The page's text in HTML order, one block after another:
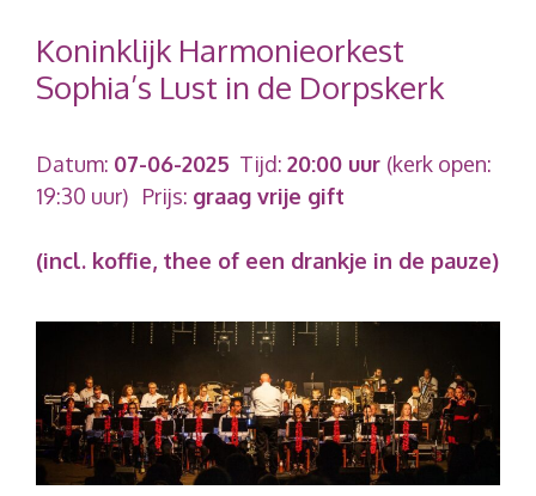
Koninklijk Harmonieorkest
Sophia’s Lust in de Dorpskerk
Datum: 07-06-2025 Tijd: 20:00 uur (kerk open:
19:30 uur) Prijs: graag vrije gift
(incl. koffie, thee of een drankje in de pauze)